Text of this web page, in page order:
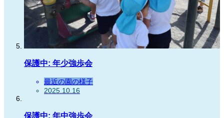
保護中: 年少強歩会
最近の園の様子
2025.10.16
保護中: 年中強歩会